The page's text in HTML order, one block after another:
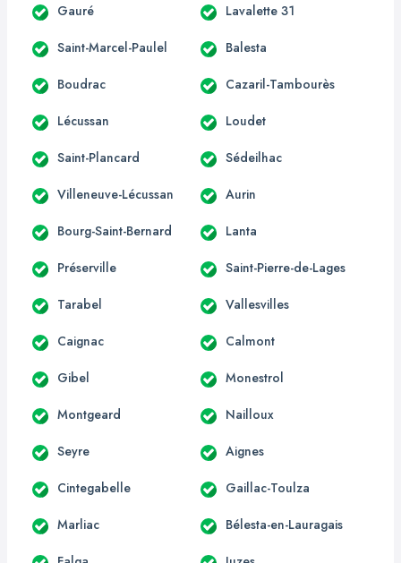
Gauré Lavalette 31
Saint-Marcel-Paulel Balesta
Boudrac Cazaril-Tambourès
Lécussan Loudet
Saint-Plancard Sédeilhac
Villeneuve-Lécussan Aurin
Bourg-Saint-Bernard Lanta
Préserville Saint-Pierre-de-Lages
Tarabel Vallesvilles
Caignac Calmont
Gibel Monestrol
Montgeard Nailloux
Seyre Aignes
Cintegabelle Gaillac-Toulza
Marliac Bélesta-en-Lauragais